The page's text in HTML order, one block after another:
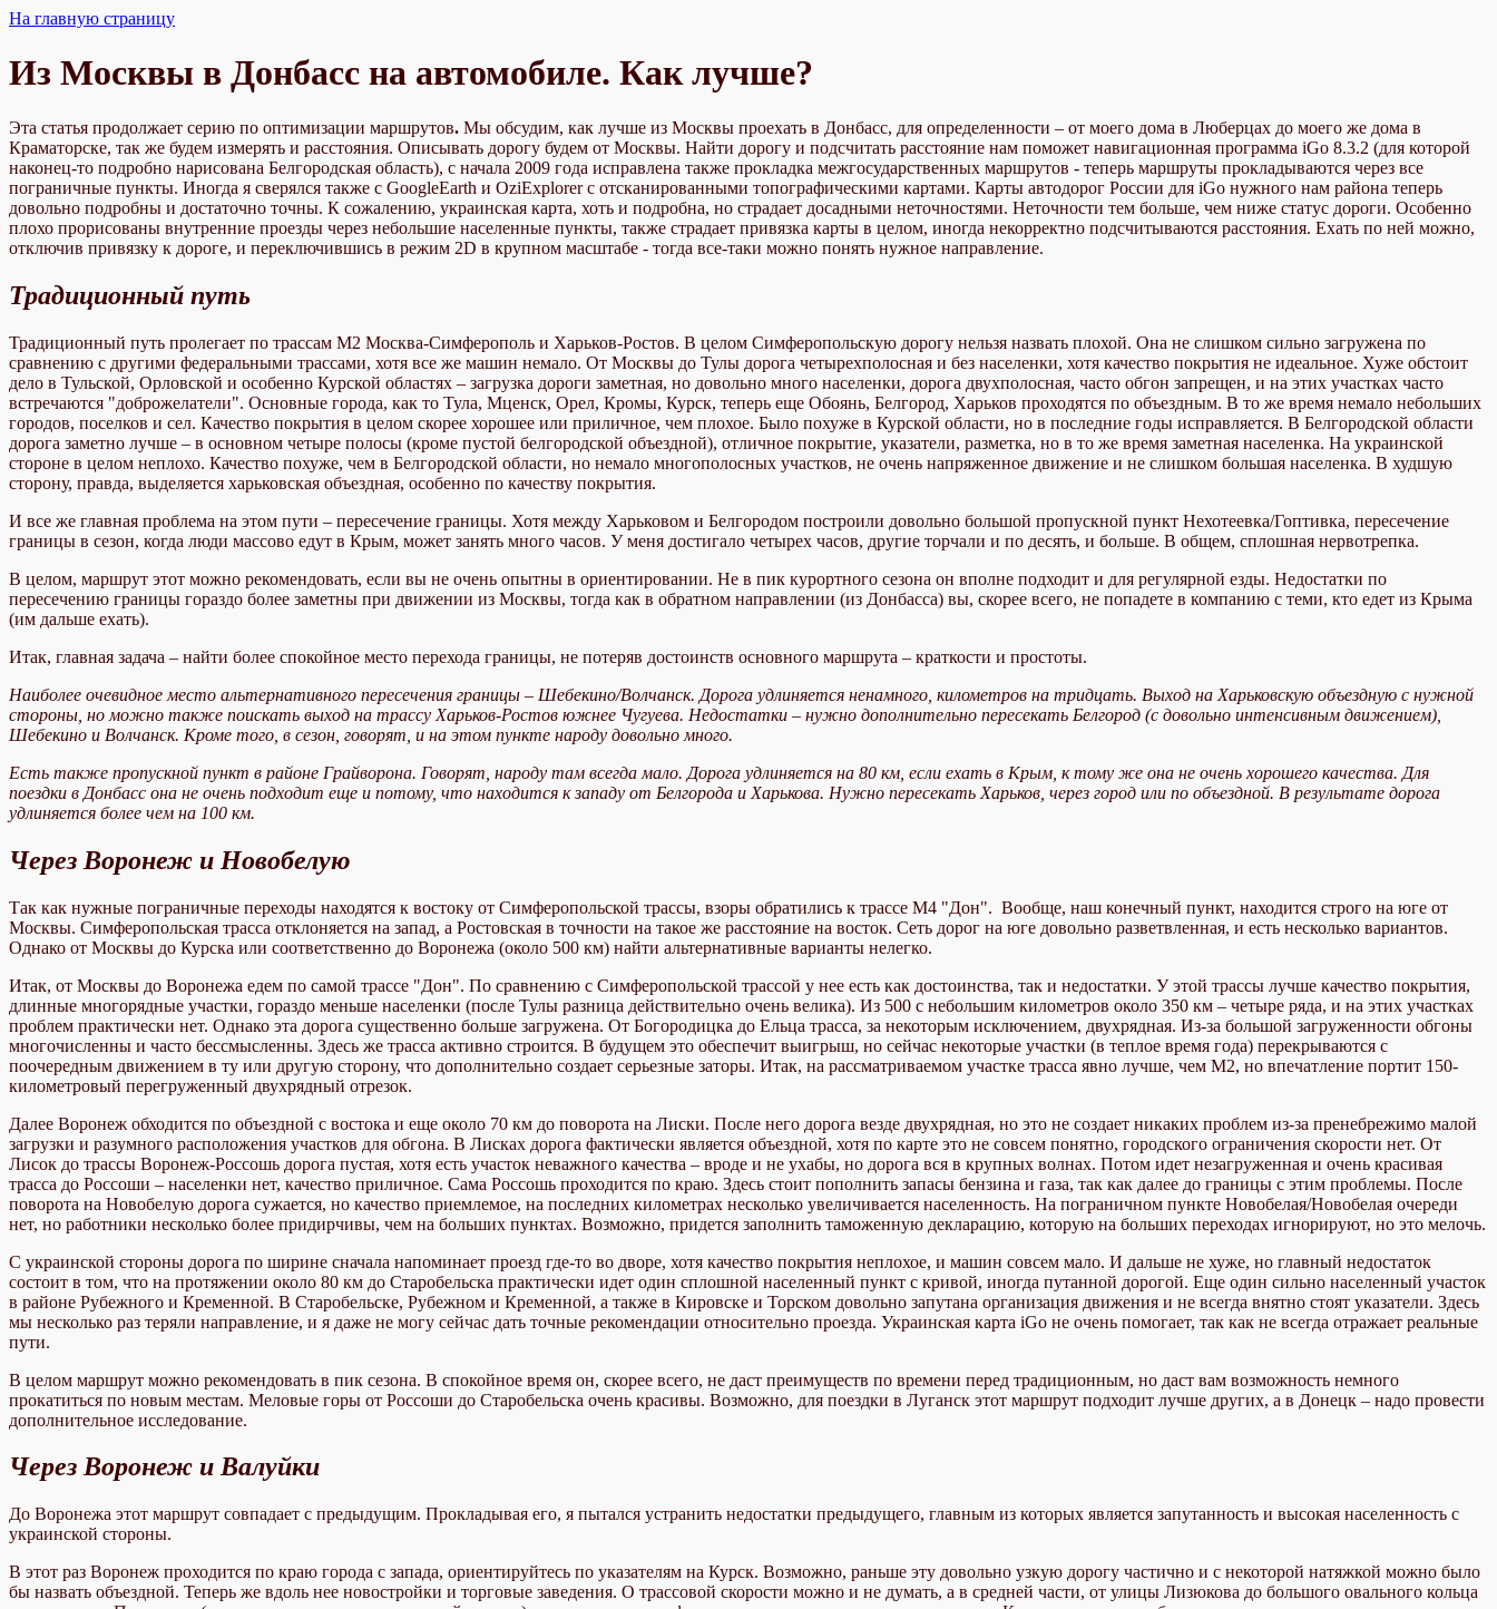
На главную страницу
Из Москвы в Донбасс на автомобиле. Как лучше?
Эта статья продолжает серию по оптимизации маршрутов. Мы обсудим, как лучше из Москвы проехать в Донбасс, для определенности – от моего дома в Люберцах до моего же дома в
Краматорске, так же будем измерять и расстояния. Описывать дорогу будем от Москвы. Найти дорогу и подсчитать расстояние нам поможет навигационная программа iGo 8.3.2 (для которой
наконец-то подробно нарисована Белгородская область), c начала 2009 года исправлена также прокладка межгосударственных маршрутов - теперь маршруты прокладываются через все
пограничные пункты. Иногда я сверялся также с GoogleEarth и OziExplorer с отсканированными топографическими картами. Карты автодорог России для iGo нужного нам района теперь
довольно подробны и достаточно точны. К сожалению, украинская карта, хоть и подробна, но страдает досадными неточностями. Неточности тем больше, чем ниже статус дороги. Особенно
плохо прорисованы внутренние проезды через небольшие населенные пункты, также страдает привязка карты в целом, иногда некорректно подсчитываются расстояния. Ехать по ней можно,
отключив привязку к дороге, и переключившись в режим 2D в крупном масштабе - тогда все-таки можно понять нужное направление.
Традиционный путь
Традиционный путь пролегает по трассам М2 Москва-Симферополь и Харьков-Ростов. В целом Симферопольскую дорогу нельзя назвать плохой. Она не слишком сильно загружена по
сравнению с другими федеральными трассами, хотя все же машин немало. От Москвы до Тулы дорога четырехполосная и без населенки, хотя качество покрытия не идеальное. Хуже обстоит
дело в Тульской, Орловской и особенно Курской областях – загрузка дороги заметная, но довольно много населенки, дорога двухполосная, часто обгон запрещен, и на этих участках часто
встречаются "доброжелатели". Основные города, как то Тула, Мценск, Орел, Кромы, Курск, теперь еще Обоянь, Белгород, Харьков проходятся по объездным. В то же время немало небольших
городов, поселков и сел. Качество покрытия в целом скорее хорошее или приличное, чем плохое. Было похуже в Курской области, но в последние годы исправляется. В Белгородской области
дорога заметно лучше – в основном четыре полосы (кроме пустой белгородской объездной), отличное покрытие, указатели, разметка, но в то же время заметная населенка. На украинской
стороне в целом неплохо. Качество похуже, чем в Белгородской области, но немало многополосных участков, не очень напряженное движение и не слишком большая населенка. В худшую
сторону, правда, выделяется харьковская объездная, особенно по качеству покрытия.
И все же главная проблема на этом пути – пересечение границы. Хотя между Харьковом и Белгородом построили довольно большой пропускной пункт Нехотеевка/Гоптивка, пересечение
границы в сезон, когда люди массово едут в Крым, может занять много часов. У меня достигало четырех часов, другие торчали и по десять, и больше. В общем, сплошная нервотрепка.
В целом, маршрут этот можно рекомендовать, если вы не очень опытны в ориентировании. Не в пик курортного сезона он вполне подходит и для регулярной езды. Недостатки по
пересечению границы гораздо более заметны при движении из Москвы, тогда как в обратном направлении (из Донбасса) вы, скорее всего, не попадете в компанию с теми, кто едет из Крыма
(им дальше ехать).
Итак, главная задача – найти более спокойное место перехода границы, не потеряв достоинств основного маршрута – краткости и простоты.
Наиболее очевидное место альтернативного пересечения границы – Шебекино/Волчанск. Дорога удлиняется ненамного, километров на тридцать. Выход на Харьковскую объездную с нужной
стороны, но можно также поискать выход на трассу Харьков-Ростов южнее Чугуева. Недостатки – нужно дополнительно пересекать Белгород (с довольно интенсивным движением),
Шебекино и Волчанск. Кроме того, в сезон, говорят, и на этом пункте народу довольно много.
Есть также пропускной пункт в районе Грайворона. Говорят, народу там всегда мало. Дорога удлиняется на 80 км, если ехать в Крым, к тому же она не очень хорошего качества. Для
поездки в Донбасс она не очень подходит еще и потому, что находится к западу от Белгорода и Харькова. Нужно пересекать Харьков, через город или по объездной. В результате дорога
удлиняется более чем на 100 км.
Через Воронеж и Новобелую
Так как нужные пограничные переходы находятся к востоку от Симферопольской трассы, взоры обратились к трассе М4 "Дон". Вообще, наш конечный пункт, находится строго на юге от
Москвы. Симферопольская трасса отклоняется на запад, а Ростовская в точности на такое же расстояние на восток. Сеть дорог на юге довольно разветвленная, и есть несколько вариантов.
Однако от Москвы до Курска или соответственно до Воронежа (около 500 км) найти альтернативные варианты нелегко.
Итак, от Москвы до Воронежа едем по самой трассе "Дон". По сравнению с Симферопольской трассой у нее есть как достоинства, так и недостатки. У этой трассы лучше качество покрытия,
длинные многорядные участки, гораздо меньше населенки (после Тулы разница действительно очень велика). Из 500 с небольшим километров около 350 км – четыре ряда, и на этих участках
проблем практически нет. Однако эта дорога существенно больше загружена. От Богородицка до Ельца трасса, за некоторым исключением, двухрядная. Из-за большой загруженности обгоны
многочисленны и часто бессмысленны. Здесь же трасса активно строится. В будущем это обеспечит выигрыш, но сейчас некоторые участки (в теплое время года) перекрываются с
поочередным движением в ту или другую сторону, что дополнительно создает серьезные заторы. Итак, на рассматриваемом участке трасса явно лучше, чем М2, но впечатление портит 150-
километровый перегруженный двухрядный отрезок.
Далее Воронеж обходится по объездной с востока и еще около 70 км до поворота на Лиски. После него дорога везде двухрядная, но это не создает никаких проблем из-за пренебрежимо малой
загрузки и разумного расположения участков для обгона. В Лисках дорога фактически является объездной, хотя по карте это не совсем понятно, городского ограничения скорости нет. От
Лисок до трассы Воронеж-Россошь дорога пустая, хотя есть участок неважного качества – вроде и не ухабы, но дорога вся в крупных волнах. Потом идет незагруженная и очень красивая
трасса до Россоши – населенки нет, качество приличное. Сама Россошь проходится по краю. Здесь стоит пополнить запасы бензина и газа, так как далее до границы с этим проблемы. После
поворота на Новобелую дорога сужается, но качество приемлемое, на последних километрах несколько увеличивается населенность. На пограничном пункте Новобелая/Новобелая очереди
нет, но работники несколько более придирчивы, чем на больших пунктах. Возможно, придется заполнить таможенную декларацию, которую на больших переходах игнорируют, но это мелочь.
С украинской стороны дорога по ширине сначала напоминает проезд где-то во дворе, хотя качество покрытия неплохое, и машин совсем мало. И дальше не хуже, но главный недостаток
состоит в том, что на протяжении около 80 км до Старобельска практически идет один сплошной населенный пункт с кривой, иногда путанной дорогой. Еще один сильно населенный участок
в районе Рубежного и Кременной. В Старобельске, Рубежном и Кременной, а также в Кировске и Торском довольно запутана организация движения и не всегда внятно стоят указатели. Здесь
мы несколько раз теряли направление, и я даже не могу сейчас дать точные рекомендации относительно проезда. Украинская карта iGo не очень помогает, так как не всегда отражает реальные
пути.
В целом маршрут можно рекомендовать в пик сезона. В спокойное время он, скорее всего, не даст преимуществ по времени перед традиционным, но даст вам возможность немного
прокатиться по новым местам. Меловые горы от Россоши до Старобельска очень красивы. Возможно, для поездки в Луганск этот маршрут подходит лучше других, а в Донецк – надо провести
дополнительное исследование.
Через Воронеж и Валуйки
До Воронежа этот маршрут совпадает с предыдущим. Прокладывая его, я пытался устранить недостатки предыдущего, главным из которых является запутанность и высокая населенность с
украинской стороны.
В этот раз Воронеж проходится по краю города с запада, ориентируйтесь по указателям на Курск. Возможно, раньше эту довольно узкую дорогу частично и с некоторой натяжкой можно было
бы назвать объездной. Теперь же вдоль нее новостройки и торговые заведения. О трассовой скорости можно и не думать, а в средней части, от улицы Лизюкова до большого овального кольца